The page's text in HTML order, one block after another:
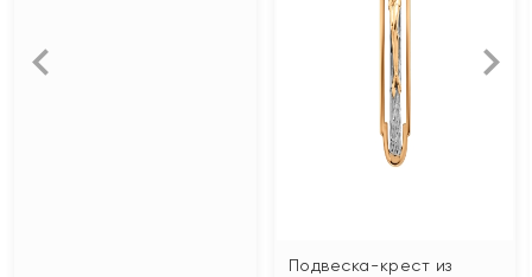
Подвеска-крест из